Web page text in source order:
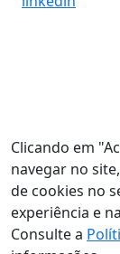
Clicando em
navegar no
de cookies no
experiência e
Consulte a